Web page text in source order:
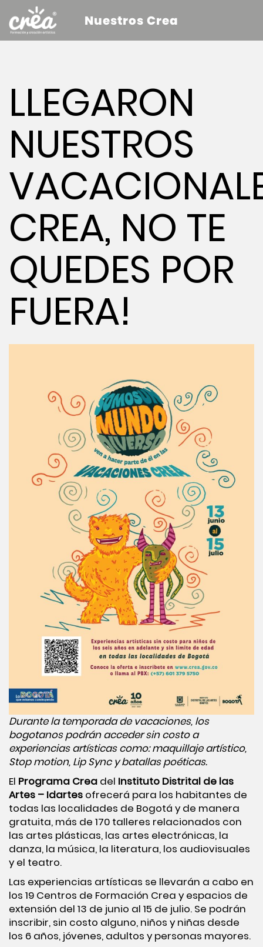
Nuestros Crea
LLEGARON
NUESTROS
CREA, NO TE
QUEDES POR
FUERA!
Durante la temporada de vacaciones, los
bogotanos podrán acceder sin costo a
experiencias artísticas como: maquillaje artístico,
Stop motion, Lip Sync y batallas poéticas.
El Programa Crea del Instituto Distrital de las
Artes – Idartes ofrecerá para los habitantes de
todas las localidades de Bogotá y de manera
gratuita, más de 170 talleres relacionados con
las artes plásticas, las artes electrónicas, la
danza, la música, la literatura, los audiovisuales
y el teatro.
Las experiencias artísticas se llevarán a cabo en
los 19 Centros de Formación Crea y espacios de
extensión del 13 de junio al 15 de julio. Se podrán
inscribir, sin costo alguno, niños y niñas desde
los 6 años, jóvenes, adultos y personas mayores.